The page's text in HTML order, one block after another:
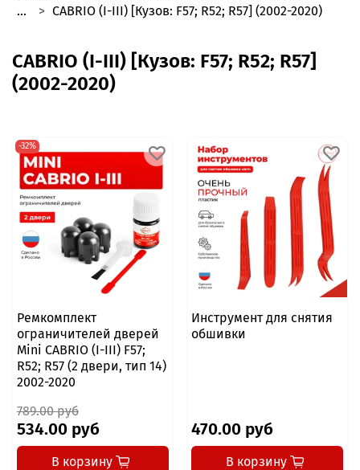
...
CABRIO (I-III) [Кузов: F57; R52; R57] (2002-2020)
CABRIO (I-III) [Кузов: F57; R52; R57]
(2002-2020)
-32%
Ремкомплект
ограничителей дверей
Mini CABRIO (I-III) F57;
R52; R57 (2 двери, тип 14)
2002-2020
789.00 руб
534.00 руб
В корзину
Инструмент для снятия
обшивки
470.00 руб
В корзину